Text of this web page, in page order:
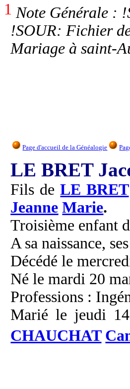
1 Note Générale :
!SOUR: Fichier
Mariage à saint-
Page d'accueil de la Généalogie
LE BRET
Fils deLE BRET
Jeanne Marie.
Troisième enfant
A sa naissance,
Décédé le
Né le mardi 20
Professions :
Marié le jeudi
CHAUCHAT